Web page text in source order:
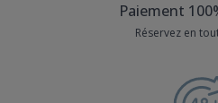
Paiement
Réservez en